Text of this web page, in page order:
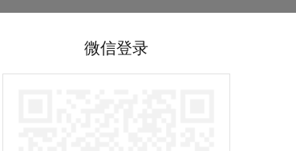
微信登录